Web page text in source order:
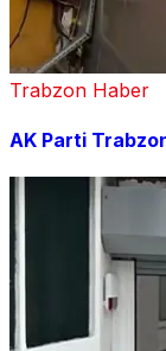
Trabzon Haber
AK Parti